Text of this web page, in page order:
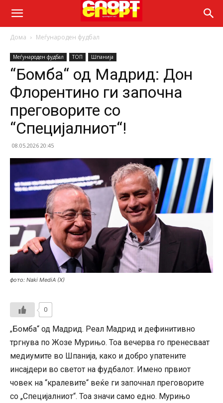
Дома Меѓународен фудбал
Меѓународен фудбал ТОП Шпанија
“Бомба“ од Мадрид: Дон
Флорентино ги започна
преговорите со
“Специјалниот“!
08.05.2026 20:45
фото: Naki MediA (X)
0
„Бомба“ од Мадрид. Реал Мадрид и дефинитивно
тргнува по Жозе Мурињо. Тоа вечерва го пренесваат
медиумите во Шпанија, како и добро упатените
инсајдери во светот на фудбалот. Имено првиот
човек на “кралевите“ веќе ги започнал преговорите
со „Специјалниот“. Тоа значи само едно. Мурињо